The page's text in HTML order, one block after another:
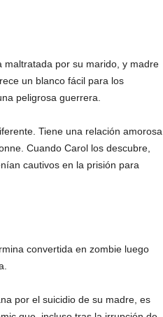
por su marido, y madre
un blanco fácil para los
peligrosa guerrera.
Tiene una relación amorosa
Cuando Carol los descubre,
cautivos en la prisión para
convertida en zombie luego
por el suicidio de su madre, es